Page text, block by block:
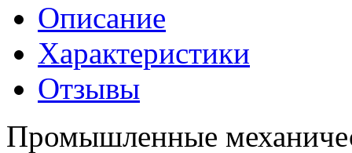
Описание
Характеристики
Отзывы
Промышленные